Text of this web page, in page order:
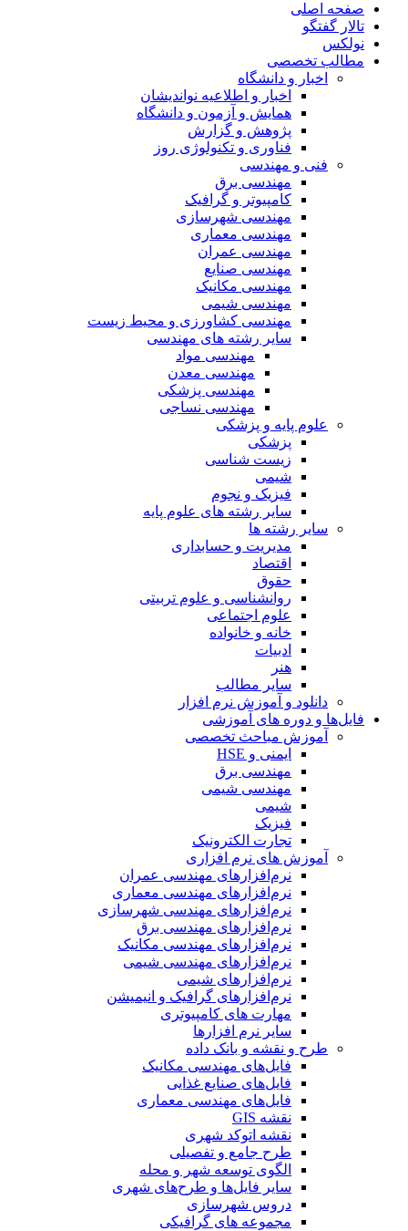
صفحه اصلی
تالار گفتگو
نولکس
مطالب تخصصی
اخبار و دانشگاه
اخبار و اطلاعیه نواندیشان
همایش و آزمون و دانشگاه
پژوهش و گزارش
فناوری و تکنولوژی روز
فنی و مهندسی
مهندسی برق
کامپیوتر و گرافیک
مهندسی شهرسازی
مهندسی معماری
مهندسی عمران
مهندسی صنایع
مهندسی مکانیک
مهندسی شیمی
مهندسی کشاورزی و محیط زیست
سایر رشته های مهندسی
مهندسی مواد
مهندسی معدن
مهندسی پزشکی
مهندسی نساجی
علوم پایه و پزشکی
پزشکی
زیست شناسی
شیمی
فیزیک و نجوم
سایر رشته های علوم پایه
سایر رشته ها
مدیریت و حسابداری
اقتصاد
حقوق
روانشناسی و علوم تربیتی
علوم اجتماعی
خانه و خانواده
ادبیات
هنر
سایر مطالب
دانلود و آموزش نرم افزار
فایل‌ها و دوره های آموزشی
آموزش مباحث تخصصی
ایمنی و HSE
مهندسی برق
مهندسی شیمی
شیمی
فیزیک
تجارت الکترونیک
آموزش های نرم افزاری
نرم‌افزارهای مهندسی عمران
نرم‌افزارهای مهندسی معماری
نرم‌افزارهای مهندسی شهرسازی
نرم‌افزارهای مهندسی برق
نرم‌افزارهای مهندسی مکانیک
نرم‌افزارهای مهندسی شیمی
نرم‌افزارهای شیمی
نرم‌افزارهای گرافیک و انیمیشن
مهارت های کامپیوتری
سایر نرم افزارها
طرح و نقشه و بانک داده
فایل‌های مهندسی مکانیک
فایل‌های صنایع غذایی
فایل‌های مهندسی معماری
نقشه GIS
نقشه اتوکد شهری
طرح جامع و تفصیلی
الگوی توسعه شهر و محله
سایر فایل‌ها و طرح‌های شهری
دروس شهرسازی
مجموعه های گرافیکی